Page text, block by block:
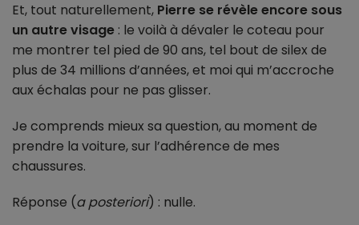
Et, tout naturellement, Pierre se révèle encore sous
un autre visage : le voilà à dévaler le coteau pour
me montrer tel pied de 90 ans, tel bout de silex de
plus de 34 millions d’années, et moi qui m’accroche
aux échalas pour ne pas glisser.
Je comprends mieux sa question, au moment de
prendre la voiture, sur l’adhérence de mes
chaussures.
Réponse (a posteriori) : nulle.